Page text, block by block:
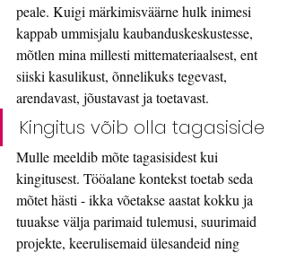
peale. Kuigi märkimisväärne hulk inimesi
kappab ummisjalu kaubanduskeskustesse,
mõtlen mina millesti mittemateriaalsest, ent
siiski kasulikust, õnnelikuks tegevast,
arendavast, jõustavast ja toetavast.
Kingitus võib olla tagasiside
Mulle meeldib mõte tagasisidest kui
kingitusest. Tööalane kontekst toetab seda
mõtet hästi - ikka võetakse aastat kokku ja
tuuakse välja parimaid tulemusi, suurimaid
projekte, keerulisemaid ülesandeid ning